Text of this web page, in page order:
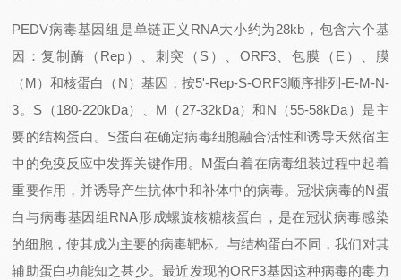
PEDV病毒基因组是单链正义 RNA大小约为28kb ，包含六个基
因：复制酶（ Rep ）、刺突（ S ）、 ORF3、包膜（ E ）、膜
（M）和核蛋白（ N）基因，按5'-Rep-S-ORF3顺序排列 -E-M-N-
3。 S （180-220kDa）、 M （ 27-32kDa）和N （55-58kDa）是主
要的结构蛋白。 S蛋白在确定病毒细胞融合活性和诱导天然宿主
中的免疫反应中发挥关键作用。 M蛋白着在病毒组装过程中起着
重要作用，并诱导产生抗体中和补体中的病毒。冠状病毒的N蛋
白与病毒基因组RNA形成螺旋核糖核蛋白，是在冠状病毒感染
的细胞，使其成为主要的病毒靶标。与结构蛋白不同，我们对其
辅助蛋白功能知之甚少。最近发现的ORF3基因这种病毒的毒力